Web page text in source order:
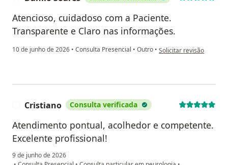
Atencioso, cuidadoso com a Paciente.
Transparente e Claro nas informações.
10 de junho de 2026 • Consulta Presencial • Outro • na opinião do utilizador
Solicitar revisão
Cristiano Consulta verificada
Atendimento pontual, acolhedor e competente.
Excelente profissional!
9 de junho de 2026